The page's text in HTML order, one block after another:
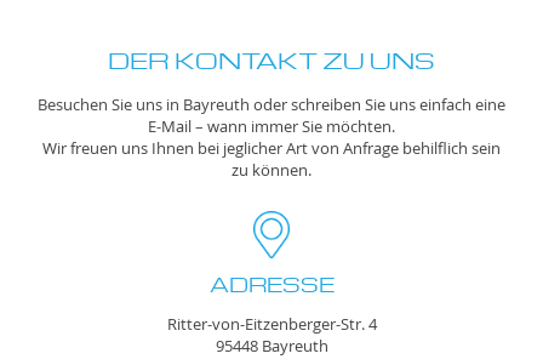
DER KONTAKT ZU UNS
Besuchen Sie uns in Bayreuth oder schreiben Sie uns einfach eine
E-Mail – wann immer Sie möchten.
Wir freuen uns Ihnen bei jeglicher Art von Anfrage behilflich sein
zu können.
ADRESSE
Ritter-von-Eitzenberger-Str. 4
95448 Bayreuth